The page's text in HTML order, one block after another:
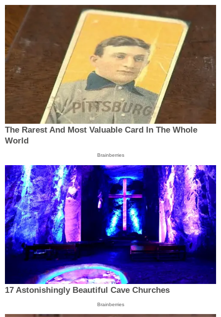
The Rarest And Most Valuable Card In The Whole
World
Brainberries
17 Astonishingly Beautiful Cave Churches
Brainberries